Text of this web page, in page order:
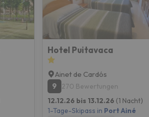
Hotel Puitavaca
Ainet de Cardós
9
270 Bewertungen
12.12.26 bis 13.12.26 (1 Nacht)
1-Tage-Skipass in Port Ainé